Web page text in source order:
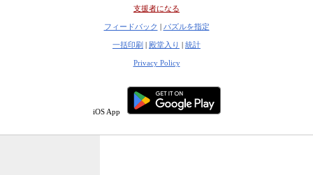
支援者になる
フィードバック | パズルを指定
一括印刷 | 殿堂入り | 統計
Privacy Policy
iOS App